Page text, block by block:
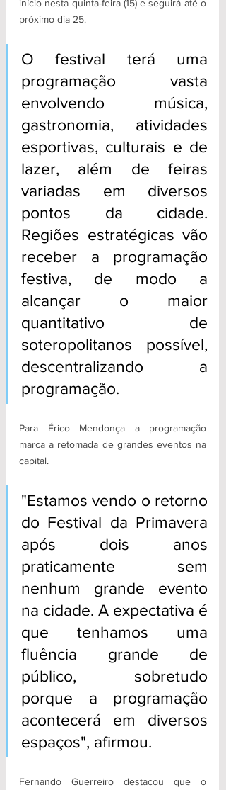
início nesta quinta-feira (15) e seguirá até o
próximo dia 25.
O festival terá uma
programação vasta
envolvendo música,
gastronomia, atividades
esportivas, culturais e de
lazer, além de feiras
variadas em diversos
pontos da cidade.
Regiões estratégicas vão
receber a programação
festiva, de modo a
alcançar o maior
quantitativo de
soteropolitanos possível,
descentralizando a
programação.
Para Érico Mendonça a programação
marca a retomada de grandes eventos na
capital.
"Estamos vendo o retorno
do Festival da Primavera
após dois anos
praticamente sem
nenhum grande evento
na cidade. A expectativa é
que tenhamos uma
fluência grande de
público, sobretudo
porque a programação
acontecerá em diversos
espaços", afirmou.
Fernando Guerreiro destacou que o